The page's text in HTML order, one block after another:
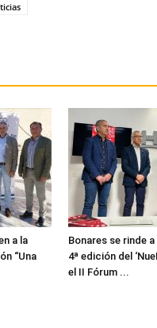
a la
“Una
Bonares se rinde
4ª edición del
el II Fórum ...